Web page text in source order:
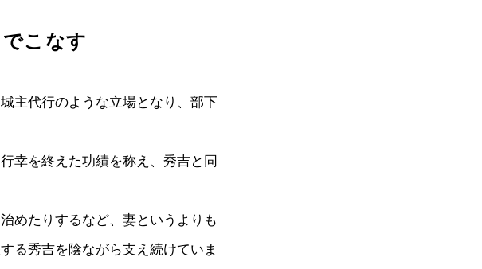
こなす
主代行のような立場となり、部下
幸を終えた功績を称え、秀吉と同
めたりするなど、妻というよりも
る秀吉を陰ながら支え続けていま